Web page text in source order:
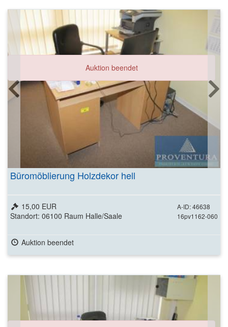
Auktion beendet
Büromöblierung Holzdekor hell
A-ID: 46638
16pv1162-060
15,00 EUR
Standort: 06100 Raum Halle/Saale
Auktion beendet